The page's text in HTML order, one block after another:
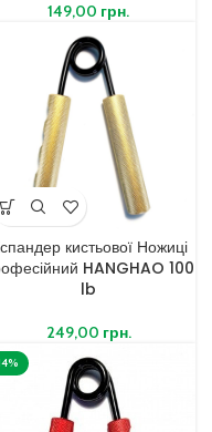
149,00 грн.
кистьової Ножиці
HANGHAO 100
lb
249,00 грн.